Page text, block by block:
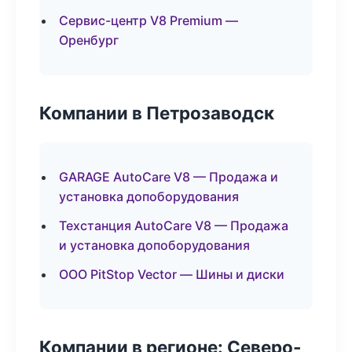
Сервис-центр V8 Premium —
Оренбург
Компании в Петрозаводск
GARAGE AutoCare V8 — Продажа и
установка допоборудования
Техстанция AutoCare V8 — Продажа
и установка допоборудования
ООО PitStop Vector — Шины и диски
Компании в регионе: Северо-